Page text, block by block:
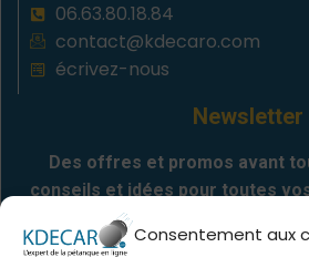
Consentement aux
06.63.80.18.84
contact@kdecaro.com
écrivez-nous
Newsletter
Des offres et promos avant
conseils et idées pour toutes